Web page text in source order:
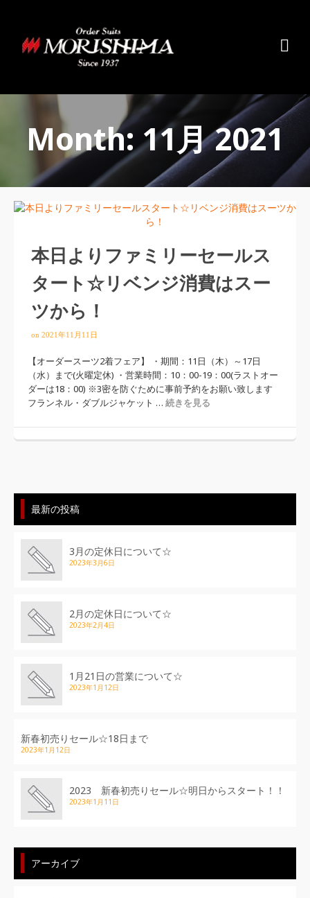
Month: 11月 2021
本日よりファミリーセールス
タート☆リベンジ消費はスー
ツから！
on 2021年11月11日
【オーダースーツ2着フェア】 ・期間：11日（木）～17日
（水）まで(火曜定休) ・営業時間：10：00-19：00(ラストオー
ダーは18：00) ※3密を防ぐために事前予約をお願い致します
フランネル・ダブルジャケット … 続きを見る
最新の投稿
3月の定休日について☆
2023年3月6日
2月の定休日について☆
2023年2月4日
1月21日の営業について☆
2023年1月12日
新春初売りセール☆18日まで
2023年1月12日
2023 新春初売りセール☆明日からスタート！！
2023年1月11日
アーカイブ